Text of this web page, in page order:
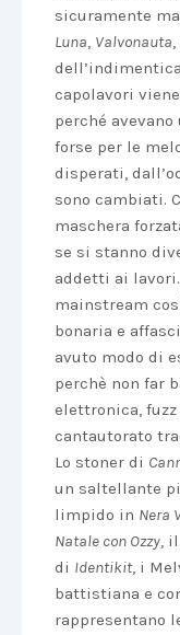
sicuramente
Luna, Valvonauta,
capolavori
perché
forse per le
disperati,
sono cambiati.
maschera
se si stanno
addetti ai
mainstream
bonaria e
avuto modo di
perchè non far
elettronica,
cantautorato
Lo stoner di
un saltellante
limpido in Nera
Natale con Ozzy,
di Identikit, i
battistiana e
rappresentano